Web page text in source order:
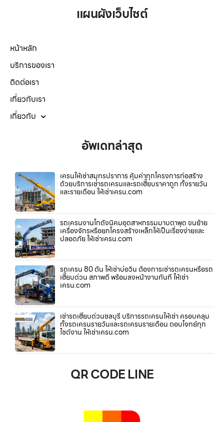
แผนผังเว็บไซต์
หน้าหลัก
บริการของเรา
ติดต่อเรา
เกี่ยวกับเรา
เกี่ยวกับ
อัพเดทล่าสุด
เครนให้เช่าสมุทรปราการ คุ้มค่าทุกโครงการก่อสร้าง
ด้วยบริการเช่ารถเครนและรถเฮี๊ยบราคาถูก ทั้งรายวัน
และรายเดือน ให้เช่าเครน.com
รถเครนงานโกดังนิคมอุตสาหกรรมมาบตาพุด ขนย้าย
เครื่องจักรหรือยกโครงสร้างเหล็กให้เป็นเรื่องง่ายและ
ปลอดภัย ให้เช่าเครน.com
รถเครน 80 ตัน ให้เช่าบ่อวิน ต้องการเช่ารถเครนหรือรถ
เฮี๊ยบด่วน สภาพดี พร้อมลงหน้างานทันที ให้เช่า
เครน.com
เช่ารถเฮี๊ยบด่วนชลบุรี บริการรถเครนให้เช่า ครอบคลุม
ทั้งรถเครนรายวันและรถเครนรายเดือน ตอบโจทย์ทุก
ไซต์งาน ให้เช่าเครน.com
QR CODE LINE